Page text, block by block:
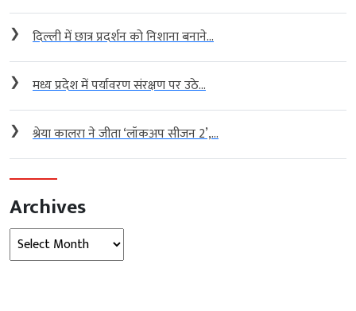
❯ दिल्ली में छात्र प्रदर्शन को निशाना बनाने...
❯ मध्य प्रदेश में पर्यावरण संरक्षण पर उठे...
❯ श्रेया कालरा ने जीता ‘लॉकअप सीजन 2’,...
Archives
Archives